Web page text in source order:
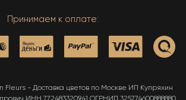
Принимаем к оплате:
Fleurs - Доставка цветов по Москве ИП Купряхин
ИНН 772483320941 ОГРНИП 325774600888880